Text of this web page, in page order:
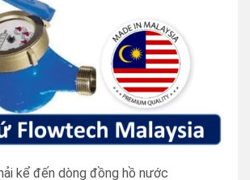
kể đến dòng đồng hồ nước